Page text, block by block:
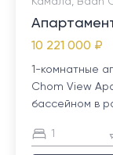
10 221 000 ₽
1-комнатные
Chom View
бассейном в
1